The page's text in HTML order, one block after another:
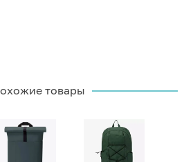
товары